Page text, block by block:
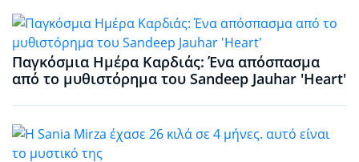
Παγκόσμια Ημέρα Καρδιάς: Ένα απόσπασμα
από το μυθιστόρημα του Sandeep Jauhar 'Heart'